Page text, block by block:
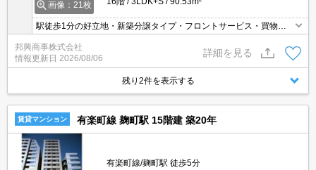
画像：21枚
駅徒歩1分の好立地・新築分譲タイプ・フロントサービス・買物便
利・インターネット無料・免震構造・追焚機能・浴室乾燥・床暖
房・室内設備充実・収納豊富・駐車場（空き要確認）・5駅6路線利
用で多彩なアクセス
邦興商事株式会社
情報更新日 2026/08/06
詳細を見る
残り2件を表示する
賃貸マンション 有楽町線 麹町駅 15階建 築20年
有楽町線/麹町駅 徒歩5分